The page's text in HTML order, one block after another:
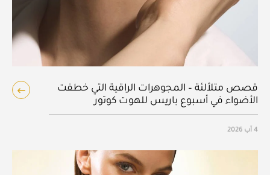
قصص متلألئة – المجوهرات الراقية التي خطفت
الأضواء في أسبوع باريس للهوت كوتور
4 آب 2026